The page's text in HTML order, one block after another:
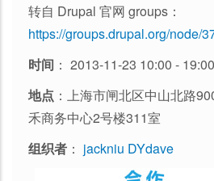
转自 Drupal 官网 groups：
https://groups.drupal.org/node/
时间 ： 2013-11-23 10:00 - 19:00
地点 ：上海市闸北区中山北路
禾商务中心2号楼311室
组织者 ： jackniu DYdave